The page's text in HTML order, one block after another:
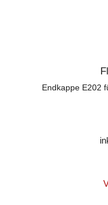
Endkappe E202